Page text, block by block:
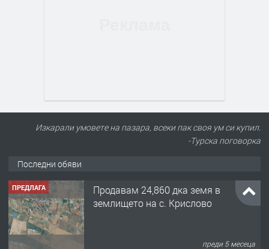
Изкарали умовете на пазара, всеки пак своя ум си купил.
-Турска поговорка
Последни обяви
ПРЕДЛАГА
Продавам 24,860 дка земя в
землището на с. Крислово
преди 5 месеца